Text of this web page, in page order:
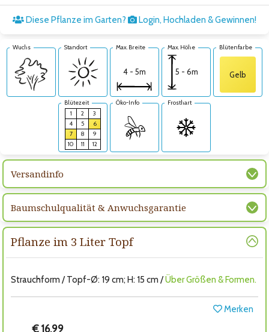
Zum nächsten Bild
Diese Pflanze im Garten? Login, Hochladen & Gewinnen!
Wuchs Standort Max. Breite
4 - 5m
Max. Höhe
5 - 6m
Blütenfarbe
Gelb
Blütezeit
1
2
3
4
5
6
7
8
9
10
11 12
Öko-Info Frosthart
Versandinfo
Baumschulqualität & Anwuchsgarantie
Pflanze im 3 Liter Topf
Strauchform / Topf-Ø: 19 cm; H: 15 cm /Über Größen & Formen.
Merken
€ 16,99